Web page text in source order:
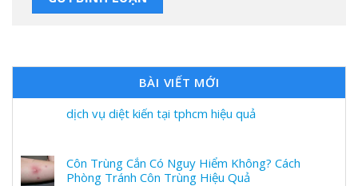
BÀI VIẾT MỚI
dịch vụ diệt kiến tại tphcm hiệu quả
Côn Trùng Cắn Có Nguy Hiểm Không? Cách
Phòng Tránh Côn Trùng Hiệu Quả